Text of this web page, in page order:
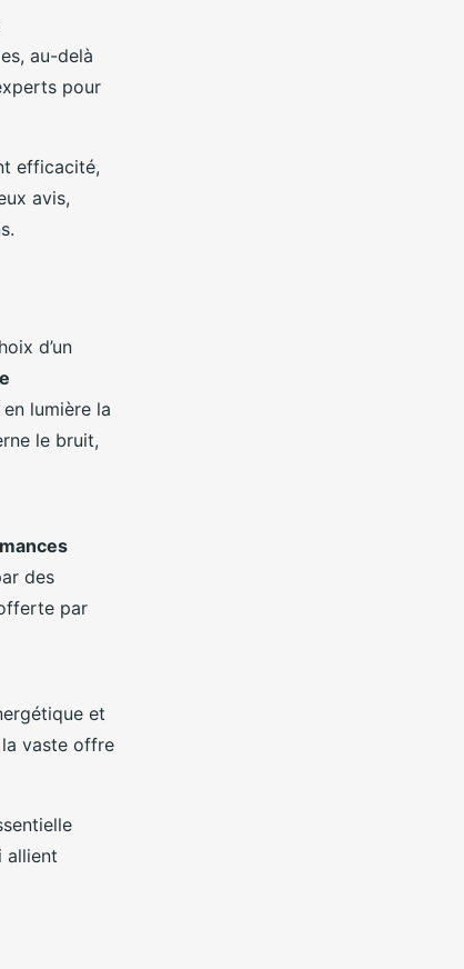
au-delà
pour
efficacité,
avis,
d’un
lumière la
le bruit,
des
par
et
vaste offre
allient